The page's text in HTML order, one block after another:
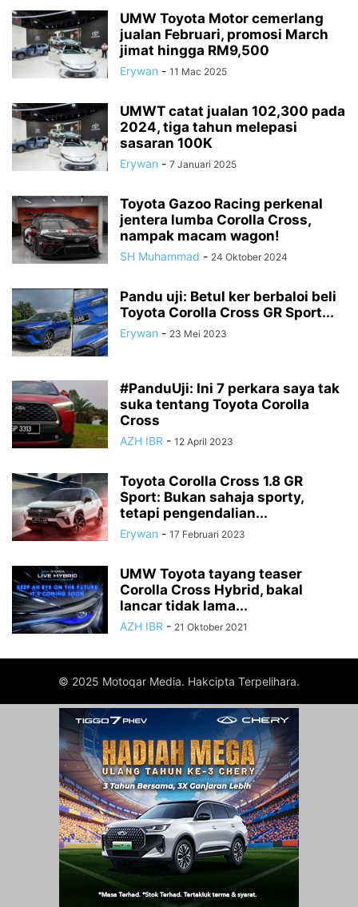
UMW Toyota Motor cemerlang
jualan Februari, promosi March
jimat hingga RM9,500
Erywan - 11 Mac 2025
UMWT catat jualan 102,300 pada
2024, tiga tahun melepasi
sasaran 100K
Erywan - 7 Januari 2025
Toyota Gazoo Racing perkenal
jentera lumba Corolla Cross,
nampak macam wagon!
SH Muhammad - 24 Oktober 2024
Pandu uji: Betul ker berbaloi beli
Toyota Corolla Cross GR Sport...
Erywan - 23 Mei 2023
#PanduUji: Ini 7 perkara saya tak
suka tentang Toyota Corolla
Cross
AZH IBR - 12 April 2023
Toyota Corolla Cross 1.8 GR
Sport: Bukan sahaja sporty,
tetapi pengendalian...
Erywan - 17 Februari 2023
UMW Toyota tayang teaser
Corolla Cross Hybrid, bakal
lancar tidak lama...
AZH IBR - 21 Oktober 2021
© 2025 Motoqar Media. Hakcipta Terpelihara.